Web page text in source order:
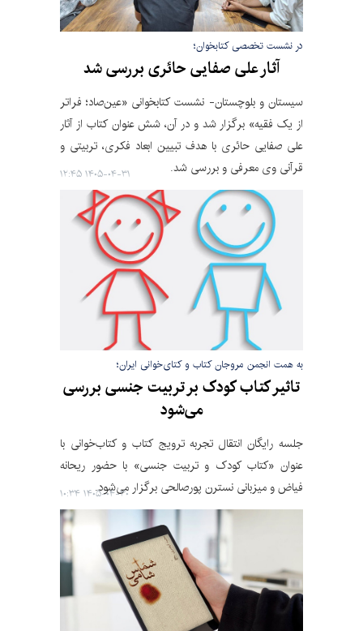
در نشست تخصصی کتابخوان؛
آثار علی صفایی حائری بررسی شد
سیستان و بلوچستان- نشست کتابخوانی «عین‌صاد؛ فراتر
از یک فقیه» برگزار شد و در آن، شش عنوان کتاب از آثار
علی صفایی حائری با هدف تبیین ابعاد فکری، تربیتی و
قرآنی وی معرفی و بررسی شد.
۱۴۰۵-۰۴-۳۱ ۱۲:۴۵
به همت انجمن مروجان کتاب و کتای‌خوانی ایران؛
تاثیر کتاب کودک بر تربیت جنسی بررسی
می‌شود
جلسه رایگان انتقال تجربه ترویج کتاب و کتاب‌خوانی با
عنوان «کتاب کودک و تربیت جنسی» با حضور ریحانه
فیاض و میزبانی نسترن پورصالحی برگزار می‌شود.
۱۴۰۵-۰۴-۳۰ ۱۰:۳۴